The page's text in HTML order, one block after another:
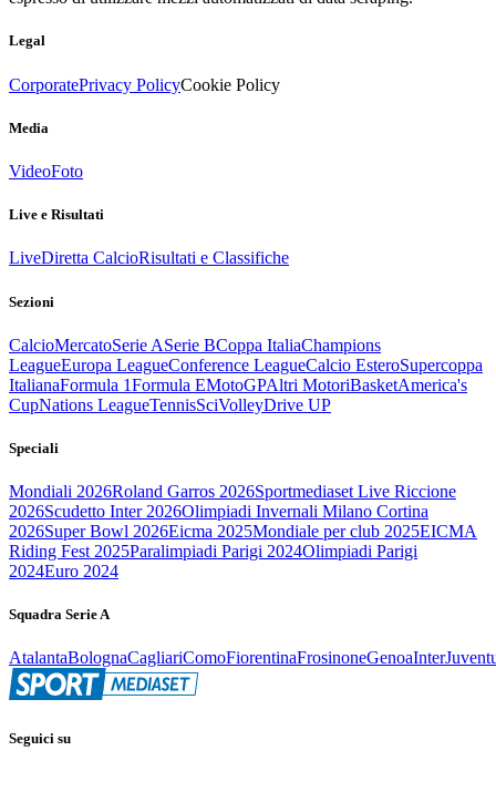
Legal
CorporatePrivacy PolicyCookie Policy
Media
VideoFoto
Live e Risultati
LiveDiretta CalcioRisultati e Classifiche
Sezioni
CalcioMercatoSerie ASerie BCoppa ItaliaChampions
LeagueEuropa LeagueConference LeagueCalcio EsteroSupercoppa
ItalianaFormula 1Formula EMotoGPAltri MotoriBasketAmerica's
CupNations LeagueTennisSciVolleyDrive UP
Speciali
Mondiali 2026Roland Garros 2026Sportmediaset Live Riccione
2026Scudetto Inter 2026Olimpiadi Invernali Milano Cortina
2026Super Bowl 2026Eicma 2025Mondiale per club 2025EICMA
Riding Fest 2025Paralimpiadi Parigi 2024Olimpiadi Parigi
2024Euro 2024
Squadra Serie A
AtalantaBolognaCagliariComoFiorentinaFrosinoneGenoaInter
Seguici su